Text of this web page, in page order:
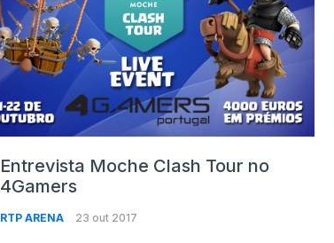
Entrevista Moche Clash Tour no
4Gamers
RTP ARENA 23 out 2017